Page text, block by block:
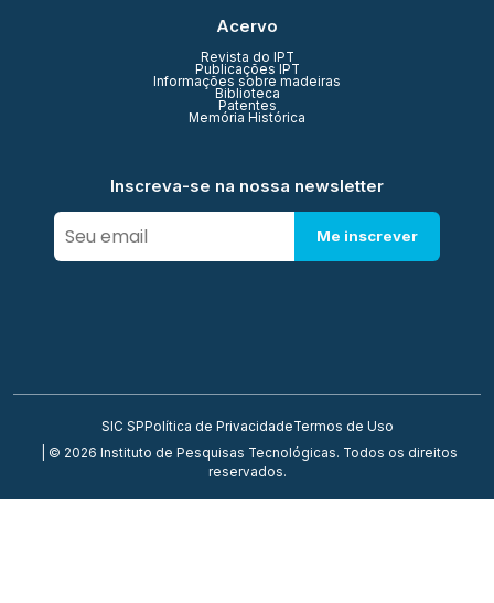
Acervo
Revista do IPT
Publicações IPT
Informações sobre madeiras
Biblioteca
Patentes
Memória Histórica
Inscreva-se na nossa newsletter
Me inscrever
SIC SP Política de PrivacidadeTermos de Uso
| © 2026 Instituto de Pesquisas Tecnológicas. Todos os direitos
reservados.